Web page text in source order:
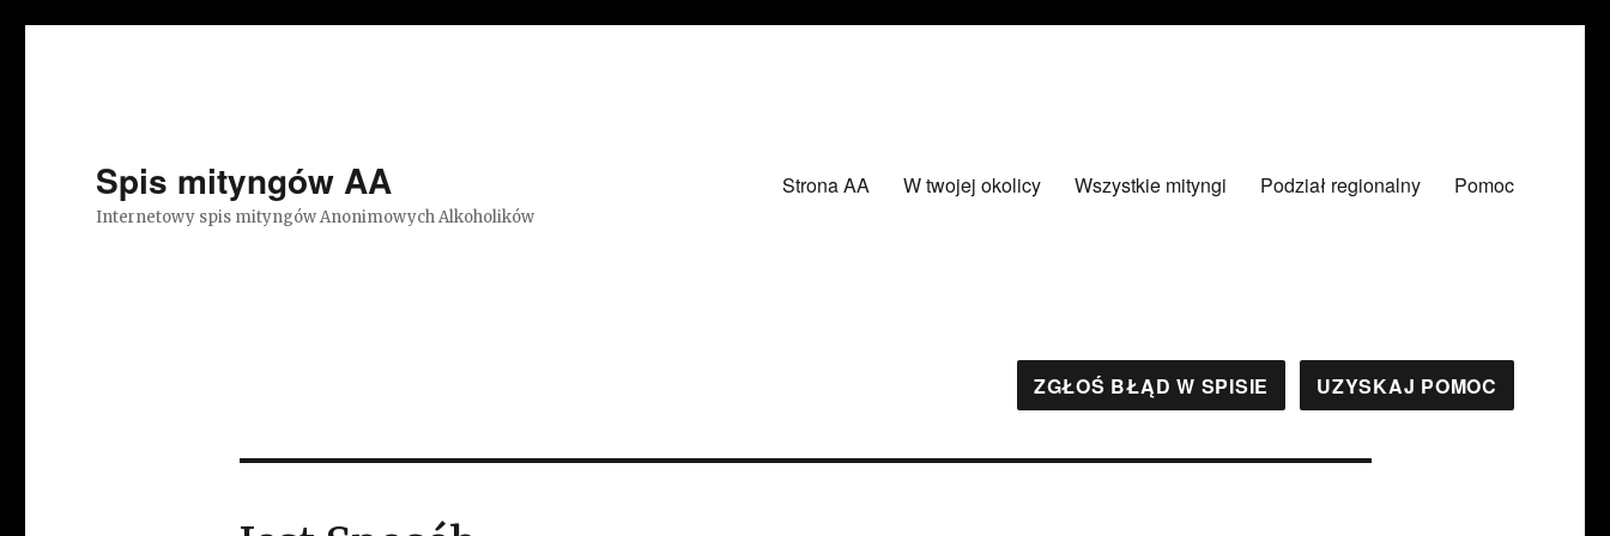
Spis mityngów AA
Internetowy spis mityngów Anonimowych Alkoholików
Strona AA W twojej okolicy Wszystkie mityngi Podział regionalny Pomoc
ZGŁOŚ BŁĄD W SPISIE UZYSKAJ POMOC